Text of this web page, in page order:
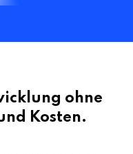
ohne
Kosten.